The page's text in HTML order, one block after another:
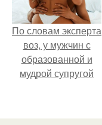
По словам эксперта
воз, у мужчин с
образованной и
мудрой супругой
смерти якобы на